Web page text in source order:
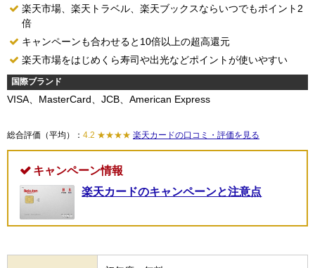
楽天市場、楽天トラベル、楽天ブックスならいつでもポイント2
倍
キャンペーンも合わせると10倍以上の超高還元
楽天市場をはじめくら寿司や出光などポイントが使いやすい
国際ブランド
VISA、MasterCard、JCB、American Express
総合評価（平均）： 4.2 ★★★★ 楽天カードの口コミ・評価を見る
キャンペーン情報
楽天カードのキャンペーンと注意点